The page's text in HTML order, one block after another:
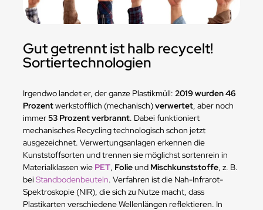
Gut getrennt ist halb recycelt!
Sortiertechnologien
Irgendwo landet er, der ganze Plastikmüll:2019 wurden 46
Prozentwerkstofflich (mechanisch)verwertet , aber noch
immer53 Prozent verbrannt. Dabei funktioniert
mechanisches Recycling technologisch schon jetzt
ausgezeichnet. Verwertungsanlagen erkennen die
Kunststoffsorten und trennen sie möglichst sortenrein in
Materialklassen wie PET Folieund Mischkunststoffe , z. B.
beiStandbodenbeuteln. Verfahren ist die Nah-Infrarot-
Spektroskopie (NIR), die sich zu Nutze macht, dass
Plastikarten verschiedene Wellenlängen reflektieren. In